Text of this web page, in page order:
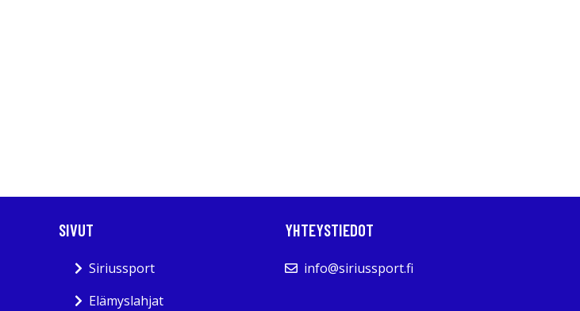
SIVUT
Siriussport
Elämyslahjat
YHTEYSTIEDOT
info@siriussport.fi